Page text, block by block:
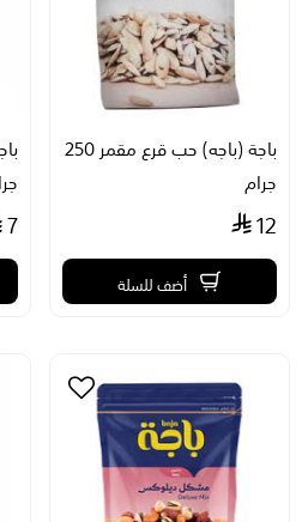
باجة (باجه) حب قرع مقمر 250
جرام
12
أضف للسلة
7